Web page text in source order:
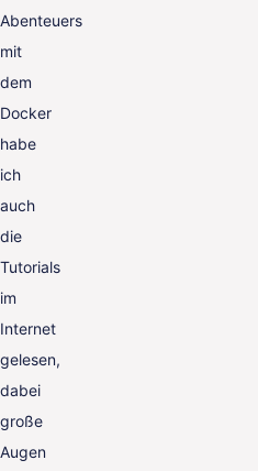
Abenteuers
mit
dem
Docker
habe
ich
auch
die
Tutorials
im
Internet
gelesen,
dabei
große
Augen